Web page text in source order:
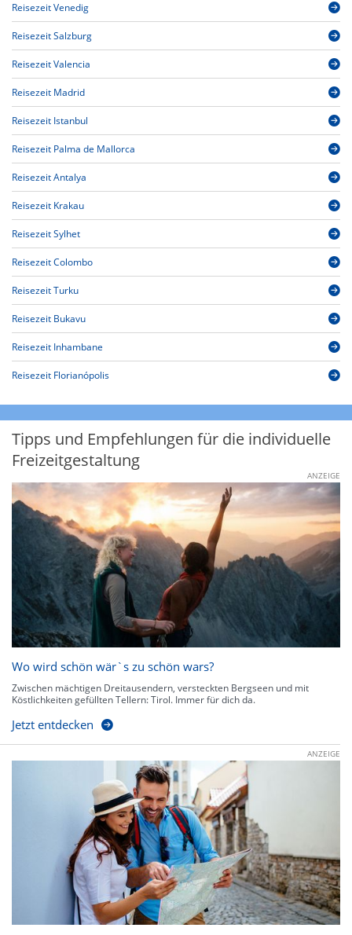
Reisezeit Venedig
Reisezeit Salzburg
Reisezeit Valencia
Reisezeit Madrid
Reisezeit Istanbul
Reisezeit Palma de Mallorca
Reisezeit Antalya
Reisezeit Krakau
Reisezeit Sylhet
Reisezeit Colombo
Reisezeit Turku
Reisezeit Bukavu
Reisezeit Inhambane
Reisezeit Florianópolis
Tipps und Empfehlungen für die individuelle
Freizeitgestaltung
ANZEIGE
Wo wird schön wär`s zu schön wars?
Zwischen mächtigen Dreitausendern, versteckten Bergseen und mit
Köstlichkeiten gefüllten Tellern: Tirol. Immer für dich da.
Jetzt entdecken
ANZEIGE